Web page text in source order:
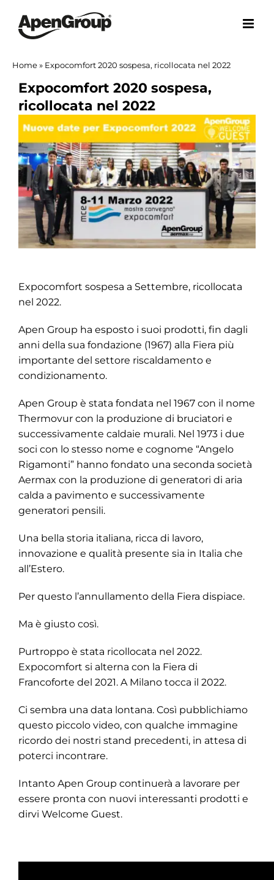
contenuto
Home» Expocomfort 2020 sospesa, ricollocata nel 2022
Expocomfort 2020 sospesa,
ricollocata nel 2022
Ingrandisci
Expocomfort sospesa a Settembre, ricollocata
nel 2022.
Apen Group ha esposto i suoi prodotti, fin dagli
anni della sua fondazione (1967) alla Fiera più
importante del settore riscaldamento e
condizionamento.
Apen Group è stata fondata nel 1967 con il nome
Thermovur con la produzione di bruciatori e
successivamente caldaie murali. Nel 1973 i due
soci con lo stesso nome e cognome “Angelo
Rigamonti” hanno fondato una seconda società
Aermax con la produzione di generatori di aria
calda a pavimento e successivamente
generatori pensili.
Una bella storia italiana, ricca di lavoro,
innovazione e qualità presente sia in Italia che
all’Estero.
Per questo l’annullamento della Fiera dispiace.
Ma è giusto così.
Purtroppo è stata ricollocata nel 2022.
Expocomfort si alterna con la Fiera di
Francoforte del 2021. A Milano tocca il 2022.
Ci sembra una data lontana. Così pubblichiamo
questo piccolo video, con qualche immagine
ricordo dei nostri stand precedenti, in attesa di
poterci incontrare.
Intanto Apen Group continuerà a lavorare per
essere pronta con nuovi interessanti prodotti e
dirvi Welcome Guest.